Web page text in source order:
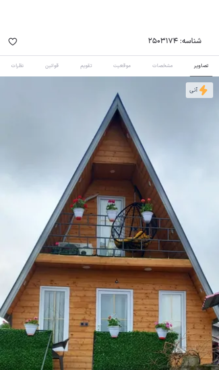
شناسه: 2503174
تصاویر مشخصات موقعیت تقویم قوانین نظرات
آنی